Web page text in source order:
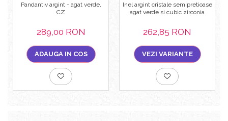
Pandantiv argint - agat verde,
CZ
289,00 RON
ADAUGA IN COS
Inel argint cristale semipretioase
agat verde si cubic zirconia
262,85 RON
VEZI VARIANTE